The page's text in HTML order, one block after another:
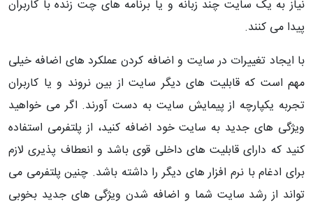
نیاز به یک سایت چند زبانه و یا برنامه های چت زنده با کاربران
پیدا می کنند.
با ایجاد تغییرات در سایت و اضافه کردن عملکرد های اضافه خیلی
مهم است که قابلیت های دیگر سایت از بین نروند و یا کاربران
تجربه یکپارچه از پیمایش سایت به دست آورند. اگر می خواهید
ویژگی های جدید به سایت خود اضافه کنید، از پلتفرمی استفاده
کنید که دارای قابلیت های داخلی قوی باشد و انعطاف پذیری لازم
برای ادغام با نرم افزار های دیگر را داشته باشد. چنین پلتفرمی می
تواند از رشد سایت شما و اضافه شدن ویژگی های جدید بخوبی